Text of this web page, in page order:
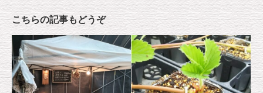
こちらの記事もどうぞ